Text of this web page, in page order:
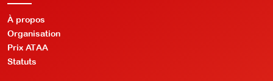
À propos
Organisation
Prix ATAA
Statuts